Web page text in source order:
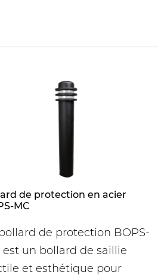
de protection en acier
MC
de protection BOPS-
est un bollard de saillie
et esthétique pour